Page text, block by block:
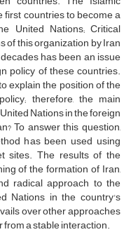
first countries to become a
United Nations; Critical
of this organization by Iran
has been an issue
policy of these countries.
explain the position of the
therefore, the main
Nations in the foreign
To answer this question,
has been used using
sites. The results of the
of the formation of Iran,
radical approach to the
Nations in the country's
over other approaches
from a stable interaction.